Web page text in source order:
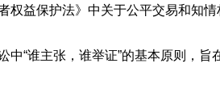
权益保护法》中关于公平交易和知
“谁主张，谁举证”的基本原则，旨